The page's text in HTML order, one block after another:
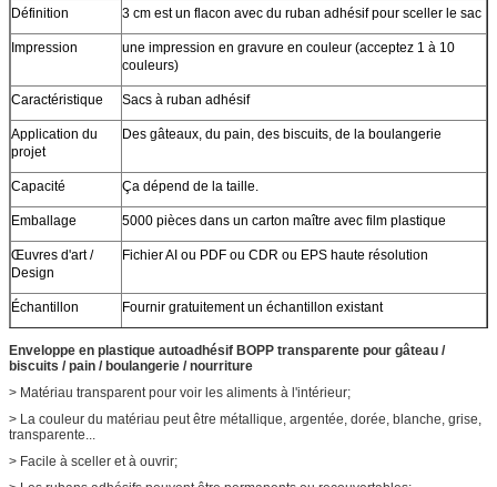
Définition 3 cm est un flacon avec du ruban adhésif pour sceller le sac
Impression
une impression en gravure en couleur (acceptez 1 à 10
couleurs)
Caractéristique Sacs à ruban adhésif
Application du
projet
Des gâteaux, du pain, des biscuits, de la boulangerie
Capacité Ça dépend de la taille.
Emballage 5000 pièces dans un carton maître avec film plastique
Œuvres d'art /
Design
Fichier AI ou PDF ou CDR ou EPS haute résolution
Échantillon Fournir gratuitement un échantillon existant
Certificat SGS / STR / REACH / Rohs
Personnalisé
Style personnalisé, structure, matériau, taille, conception,
emballage sont les bienvenus
Enveloppe en plastique autoadhésif BOPP transparente pour gâteau /
biscuits / pain / boulangerie / nourriture
> Matériau transparent pour voir les aliments à l'intérieur;
> La couleur du matériau peut être métallique, argentée, dorée, blanche, grise,
transparente...
> Facile à sceller et à ouvrir;